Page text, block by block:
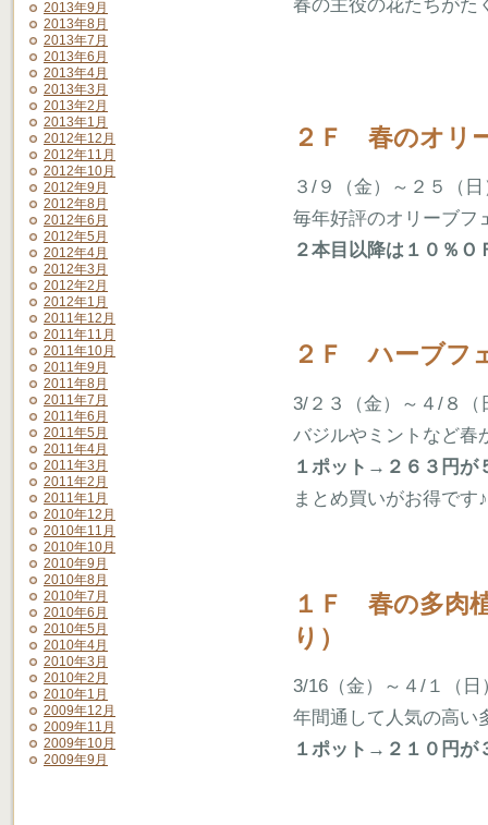
2013年9月
2013年8月
2013年7月
2013年6月
2013年4月
2013年3月
2013年2月
2013年1月
2012年12月
2012年11月
2012年10月
2012年9月
2012年8月
2012年6月
2012年5月
2012年4月
2012年3月
2012年2月
2012年1月
2011年12月
2011年11月
2011年10月
2011年9月
2011年8月
2011年7月
2011年6月
2011年5月
2011年4月
2011年3月
2011年2月
2011年1月
2010年12月
2010年11月
2010年10月
2010年9月
2010年8月
2010年7月
2010年6月
2010年5月
2010年4月
2010年3月
2010年2月
2010年1月
2009年12月
2009年11月
2009年10月
2009年9月
春の主役の花たちがた
２Ｆ 春のオリ
３/９（金）～２５（日
毎年好評のオリーブフ
２本目以降は１０％Ｏ
２Ｆ ハーブフ
3/２３（金）～４/８（
バジルやミントなど春
１ポット→２６３円が
まとめ買いがお得です♪
１Ｆ 春の多肉
り）
3/16（金）～４/１（日
年間通して人気の高い
１ポット→２１０円が